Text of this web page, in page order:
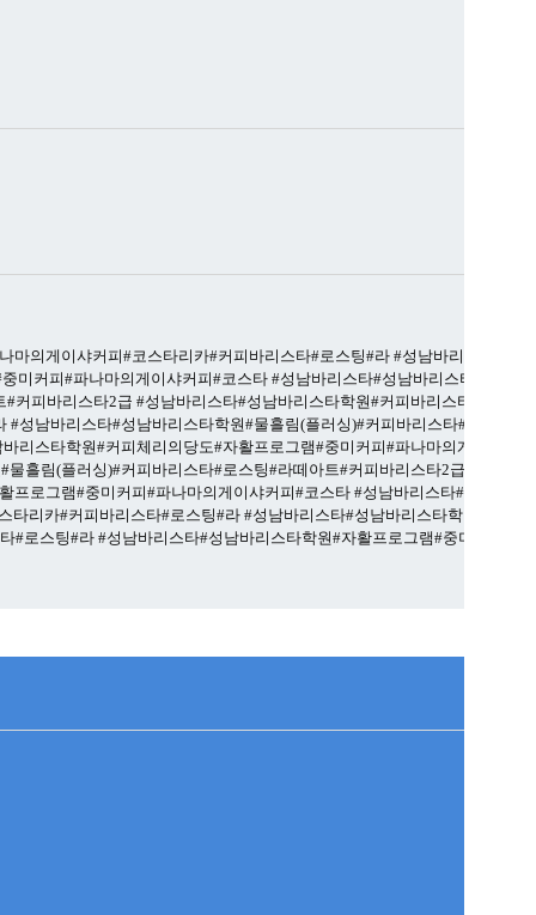
마의게이샤커피#코스타리카#커피바리스타#로스팅#라 #성남바리스타#
미커피#파나마의게이샤커피#코스타 #성남바리스타#성남바리스타학원#
#커피바리스타2급 #성남바리스타#성남바리스타학원#커피바리스타#자활
#성남바리스타#성남바리스타학원#물흘림(플러싱)#커피바리스타#로스팅
리스타학원#커피체리의당도#자활프로그램#중미커피#파나마의게이샤
물흘림(플러싱)#커피바리스타#로스팅#라떼아트#커피바리스타2급
프로그램#중미커피#파나마의게이샤커피#코스타 #성남바리스타#성남바
타리카#커피바리스타#로스팅#라 #성남바리스타#성남바리스타학원#물흘
#로스팅#라 #성남바리스타#성남바리스타학원#자활프로그램#중미커피#